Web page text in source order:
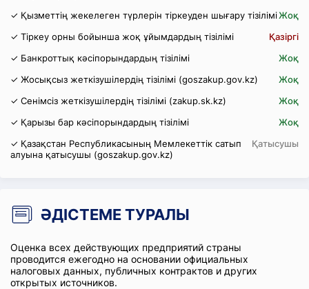
✓ Қызметтің жекелеген түрлерін тіркеуден шығару тізіліміЖоқ
✓ Тіркеу орны бойынша жоқ ұйымдардың тізілімі
Қазіргі
✓ Банкроттық кәсіпорындардың тізілімі
Жоқ
✓ Жосықсыз жеткізушілердің тізілімі (goszakup.gov.kz)
Жоқ
✓ Сенімсіз жеткізушілердің тізілімі (zakup.sk.kz)
Жоқ
✓ Қарызы бар кәсіпорындардың тізілімі
Жоқ
✓ Қазақстан Республикасының Мемлекеттік сатып
алуына қатысушы (goszakup.gov.kz)
Қатысушы
ӘДІСТЕМЕ ТУРАЛЫ
Оценка всех действующих предприятий страны
проводится ежегодно на основании официальных
налоговых данных, публичных контрактов и других
открытых источников.